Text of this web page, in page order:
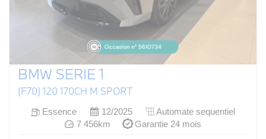
BMW SERIE 1
(F70) 120 170CH M SPORT
Essence 12/2025
Automate sequentiel
7 456km
Garantie 24 mois